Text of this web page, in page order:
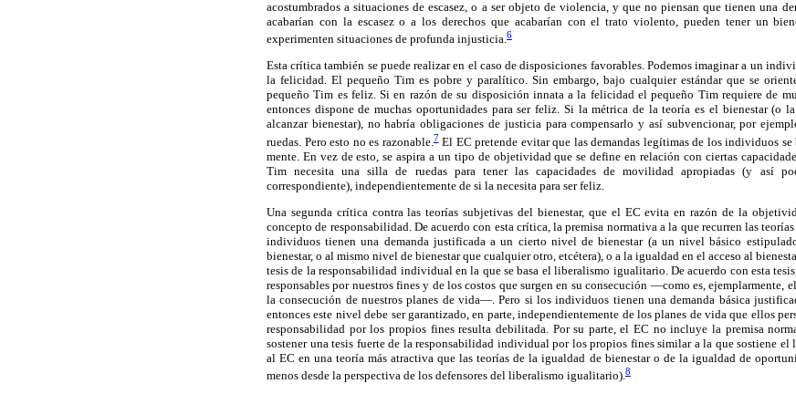
acostumbrados a situaciones de escasez, o a ser objeto de violencia, y que no piensan que tienen una
acabarían con la escasez o a los derechos que acabarían con el trato violento, pueden tener un
experimenten situaciones de profunda injusticia.6
Esta crítica también se puede realizar en el caso de disposiciones favorables. Podemos imaginar a un
la felicidad. El pequeño Tim es pobre y paralítico. Sin embargo, bajo cualquier estándar que se
pequeño Tim es feliz. Si en razón de su disposición innata a la felicidad el pequeño Tim requiere de
entonces dispone de muchas oportunidades para ser feliz. Si la métrica de la teoría es el bienestar (o
alcanzar bienestar), no habría obligaciones de justicia para compensarlo y así subvencionar, por
ruedas. Pero esto no es razonable.7 El EC pretende evitar que las demandas legítimas de los individuos se
mente. En vez de esto, se aspira a un tipo de objetividad que se define en relación con ciertas
Tim necesita una silla de ruedas para tener las capacidades de movilidad apropiadas (y así
correspondiente), independientemente de si la necesita para ser feliz.
Una segunda crítica contra las teorías subjetivas del bienestar, que el EC evita en razón de la
concepto de responsabilidad. De acuerdo con esta crítica, la premisa normativa a la que recurren las
individuos tienen una demanda justificada a un cierto nivel de bienestar (a un nivel básico
bienestar, o al mismo nivel de bienestar que cualquier otro, etcétera), o a la igualdad en el acceso al
tesis de la responsabilidad individual en la que se basa el liberalismo igualitario. De acuerdo con esta
responsables por nuestros fines y de los costos que surgen en su consecución —como es, ejemplarmente,
la consecución de nuestros planes de vida—. Pero si los individuos tienen una demanda básica
entonces este nivel debe ser garantizado, en parte, independientemente de los planes de vida que ellos
responsabilidad por los propios fines resulta debilitada. Por su parte, el EC no incluye la premisa
sostener una tesis fuerte de la responsabilidad individual por los propios fines similar a la que sostiene
al EC en una teoría más atractiva que las teorías de la igualdad de bienestar o de la igualdad de
menos desde la perspectiva de los defensores del liberalismo igualitario).8